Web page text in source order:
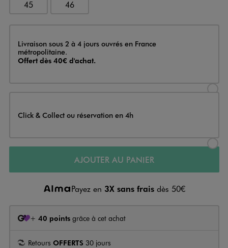
45 46
Livraison
Livraison sous 2 à 4 jours ouvrés en France
métropolitaine.
Offert dès 40€ d'achat.
Click & Collect ou réservation en 4h
AJOUTER AU PANIER
Payez en 3X sans frais dès 50€
+ 40 points grâce à cet achat
Retours OFFERTS 30 jours